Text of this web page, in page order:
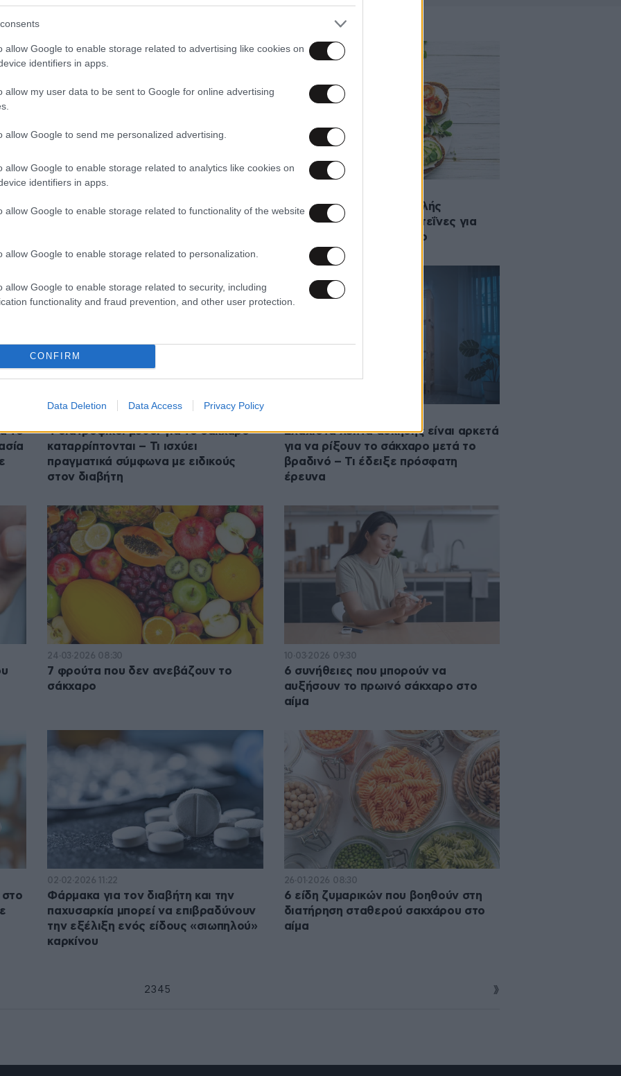
allow Google to enable storage related to advertising like cookies on
identifiers in apps.
allow my user data to be sent to Google for online advertising
allow Google to send me personalized advertising.
allow Google to enable storage related to analytics like cookies on
identifiers in apps.
allow Google to enable storage related to functionality of the website
allow Google to enable storage related to personalization.
allow Google to enable storage related to security, including
functionality and fraud prevention, and other user protection.
CONFIRM
Data Deletion Data Access Privacy Policy
28·04·2026 11:30
Αυξομειώσεις σακχάρου χωρίς
Τα 7 καλύτερα σνακ υψηλής
περιεκτικότητας σε πρωτεΐνες για
άτομα με υψηλό σάκχαρο
το
4 διατροφικοί μύθοι για το σάκχαρο
καταρρίπτονται – Τι ισχύει
πραγματικά σύμφωνα με ειδικούς
στον διαβήτη
Ελάχιστα λεπτά άσκησης είναι αρκετά
για να ρίξουν το σάκχαρο μετά το
βραδινό – Τι έδειξε πρόσφατη
έρευνα
24·03·2026 08:30
7 φρούτα που δεν ανεβάζουν το
σάκχαρο
10·03·2026 09:30
6 συνήθειες που μπορούν να
αυξήσουν το πρωινό σάκχαρο στο
αίμα
02·02·2026 11:22
Φάρμακα για τον διαβήτη και την
παχυσαρκία μπορεί να επιβραδύνουν
την εξέλιξη ενός είδους «σιωπηλού»
καρκίνου
26·01·2026 08:30
6 είδη ζυμαρικών που βοηθούν στη
διατήρηση σταθερού σακχάρου στο
αίμα
23 4 5